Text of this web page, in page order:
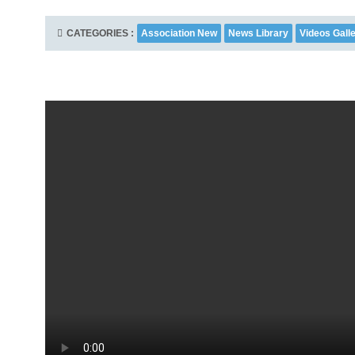
CATEGORIES : Association New News Library Videos